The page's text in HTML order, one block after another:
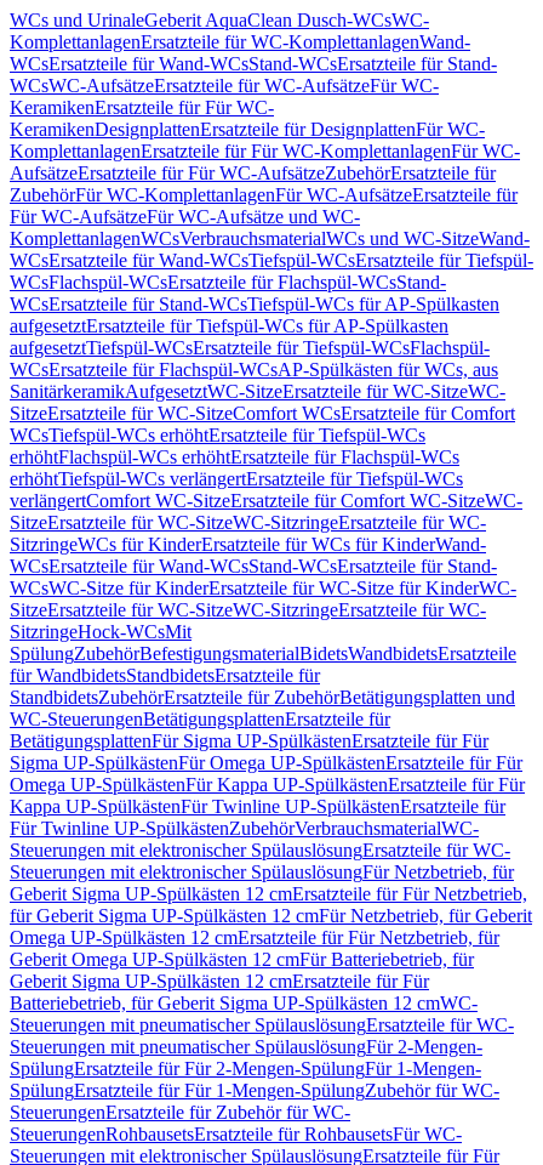
WCs und UrinaleGeberit AquaClean Dusch-WCsWC-
KomplettanlagenErsatzteile für WC-KomplettanlagenWand-
WCsErsatzteile für Wand-WCsStand-WCsErsatzteile für Stand-
WCsWC-AufsätzeErsatzteile für WC-AufsätzeFür WC-
KeramikenErsatzteile für Für WC-
KeramikenDesignplattenErsatzteile für DesignplattenFür WC-
KomplettanlagenErsatzteile für Für WC-KomplettanlagenFür WC-
AufsätzeErsatzteile für Für WC-AufsätzeZubehörErsatzteile für
ZubehörFür WC-KomplettanlagenFür WC-AufsätzeErsatzteile für
Für WC-AufsätzeFür WC-Aufsätze und WC-
KomplettanlagenWCsVerbrauchsmaterialWCs und WC-SitzeWand-
WCsErsatzteile für Wand-WCsTiefspül-WCsErsatzteile für Tiefspül-
WCsFlachspül-WCsErsatzteile für Flachspül-WCsStand-
WCsErsatzteile für Stand-WCsTiefspül-WCs für AP-Spülkasten
aufgesetztErsatzteile für Tiefspül-WCs für AP-Spülkasten
aufgesetztTiefspül-WCsErsatzteile für Tiefspül-WCsFlachspül-
WCsErsatzteile für Flachspül-WCsAP-Spülkästen für WCs, aus
SanitärkeramikAufgesetztWC-SitzeErsatzteile für WC-SitzeWC-
SitzeErsatzteile für WC-SitzeComfort WCsErsatzteile für Comfort
WCsTiefspül-WCs erhöhtErsatzteile für Tiefspül-WCs
erhöhtFlachspül-WCs erhöhtErsatzteile für Flachspül-WCs
erhöhtTiefspül-WCs verlängertErsatzteile für Tiefspül-WCs
verlängertComfort WC-SitzeErsatzteile für Comfort WC-SitzeWC-
SitzeErsatzteile für WC-SitzeWC-SitzringeErsatzteile für WC-
SitzringeWCs für KinderErsatzteile für WCs für KinderWand-
WCsErsatzteile für Wand-WCsStand-WCsErsatzteile für Stand-
WCsWC-Sitze für KinderErsatzteile für WC-Sitze für KinderWC-
SitzeErsatzteile für WC-SitzeWC-SitzringeErsatzteile für WC-
SitzringeHock-WCsMit
SpülungZubehörBefestigungsmaterialBidetsWandbidetsErsatzteile
für WandbidetsStandbidetsErsatzteile für
StandbidetsZubehörErsatzteile für ZubehörBetätigungsplatten und
WC-SteuerungenBetätigungsplattenErsatzteile für
BetätigungsplattenFür Sigma UP-SpülkästenErsatzteile für Für
Sigma UP-SpülkästenFür Omega UP-SpülkästenErsatzteile für Für
Omega UP-SpülkästenFür Kappa UP-SpülkästenErsatzteile für Für
Kappa UP-SpülkästenFür Twinline UP-SpülkästenErsatzteile für
Für Twinline UP-SpülkästenZubehörVerbrauchsmaterialWC-
Steuerungen mit elektronischer SpülauslösungErsatzteile für WC-
Steuerungen mit elektronischer SpülauslösungFür Netzbetrieb, für
Geberit Sigma UP-Spülkästen 12 cmErsatzteile für Für Netzbetrieb,
für Geberit Sigma UP-Spülkästen 12 cmFür Netzbetrieb, für Geberit
Omega UP-Spülkästen 12 cmErsatzteile für Für Netzbetrieb, für
Geberit Omega UP-Spülkästen 12 cmFür Batteriebetrieb, für
Geberit Sigma UP-Spülkästen 12 cmErsatzteile für Für
Batteriebetrieb, für Geberit Sigma UP-Spülkästen 12 cmWC-
Steuerungen mit pneumatischer SpülauslösungErsatzteile für WC-
Steuerungen mit pneumatischer SpülauslösungFür 2-Mengen-
SpülungErsatzteile für Für 2-Mengen-SpülungFür 1-Mengen-
SpülungErsatzteile für Für 1-Mengen-SpülungZubehör für WC-
SteuerungenErsatzteile für Zubehör für WC-
SteuerungenRohbausetsErsatzteile für RohbausetsFür WC-
Steuerungen mit elektronischer SpülauslösungErsatzteile für Für